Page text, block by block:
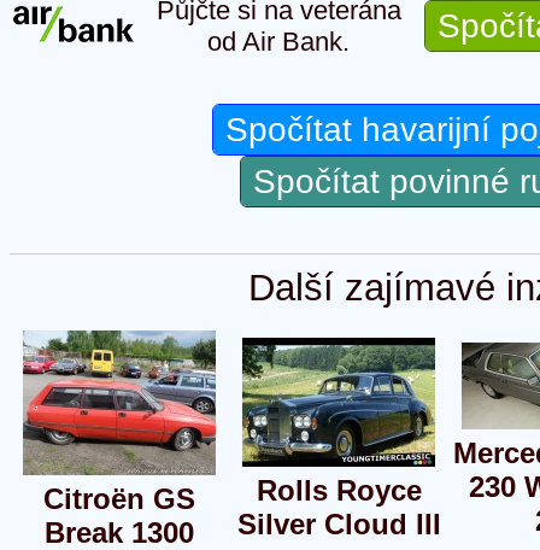
Půjčte si na veterána
od Air Bank.
Spočítat havarijní
Spočítat povinné
Další zajímavé
Citroën GS
Break 1300
Rolls Royce
Silver Cloud III
230